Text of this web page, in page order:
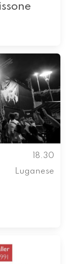
18.30
Luganese